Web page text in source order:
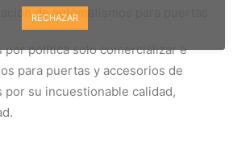
de automatismos para puertas
por política solo comercializar e
para puertas y accesorios de
por su incuestionable calidad,
RECHAZAR